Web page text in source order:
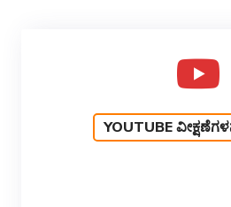
YOUTUBE